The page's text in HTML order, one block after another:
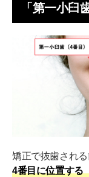
「第一小臼
矯正で抜歯される
4番目に位置する